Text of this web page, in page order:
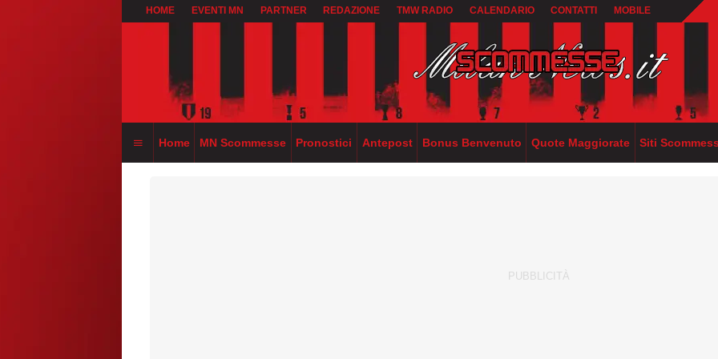
HOME EVENTI MN PARTNER REDAZIONE TMW RADIO CALENDARIO CONTATTI MOBILE
Home MN Scommesse Pronostici Antepost Bonus Benvenuto Quote Maggiorate Siti